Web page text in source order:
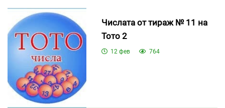
Числата от тираж № 11 на
Тото 2
12 фев 764